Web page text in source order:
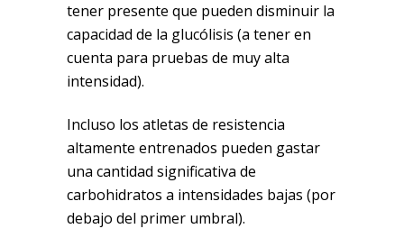
tener presente que pueden disminuir la
capacidad de la glucólisis (a tener en
cuenta para pruebas de muy alta
intensidad).
Incluso los atletas de resistencia
altamente entrenados pueden gastar
una cantidad significativa de
carbohidratos a intensidades bajas (por
debajo del primer umbral).